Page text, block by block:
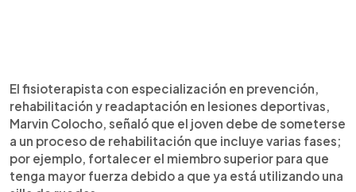
El fisioterapista con especialización en prevención,
rehabilitación y readaptación en lesiones deportivas,
Marvin Colocho, señaló que el joven debe de someterse
a un proceso de rehabilitación que incluye varias fases;
por ejemplo, fortalecer el miembro superior para que
tenga mayor fuerza debido a que ya está utilizando una